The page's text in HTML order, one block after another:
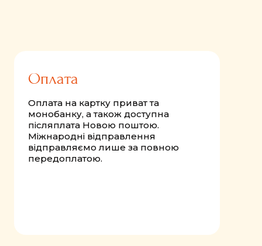
Оплата
Оплата на картку приват та
монобанку, а також доступна
післяплата Новою поштою.
Міжнародні відправлення
відправляємо лише за повною
передоплатою.